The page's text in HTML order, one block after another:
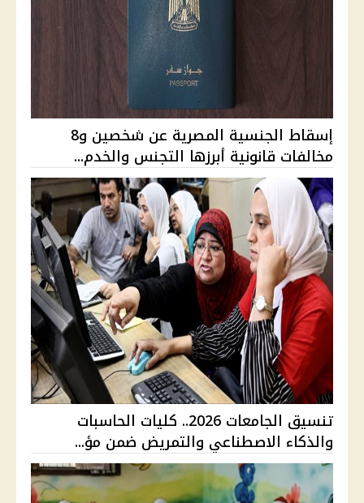
إسقاط الجنسية المصرية عن شخصين و8
مخالفات قانونية أبرزها التجنس والخدم...
تنسيق الجامعات 2026.. كليات الحاسبات
والذكاء الاصطناعي والتمريض ضمن مؤ...